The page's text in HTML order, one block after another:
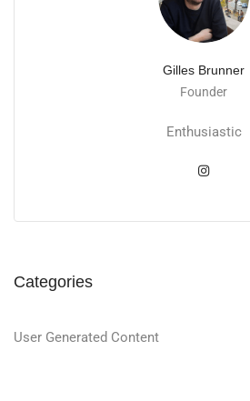
Gilles Brunner
Founder
Enthusiastic
Categories
User Generated Content